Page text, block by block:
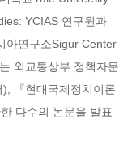
YCIAS 연구원과
아연구소Sigur Center
외교통상부 정책자문
『현대국제정치이론
다수의 논문을 발표